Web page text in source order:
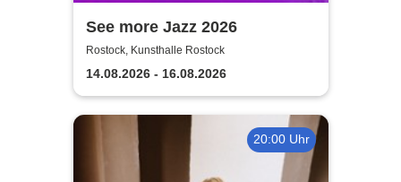
See more Jazz 2026
Rostock, Kunsthalle Rostock
14.08.2026 - 16.08.2026
20:00 Uhr